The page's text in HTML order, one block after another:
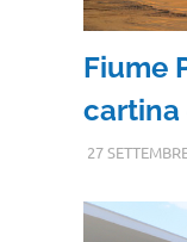
Fiume
cartina
27